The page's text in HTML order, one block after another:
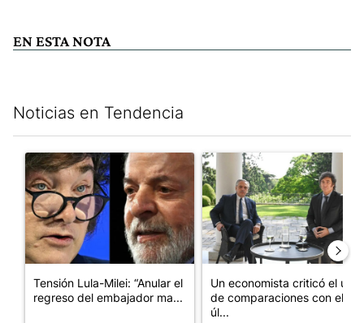
EN ESTA NOTA
Noticias en Tendencia
Un artículo de tendencia con el título "Tensión Lula-Milei:
Tensión Lula-Milei: “Anular el
regreso del embajador ma...
Un artículo de tendencia con
Un economista criticó el uso
de comparaciones con el
úl...